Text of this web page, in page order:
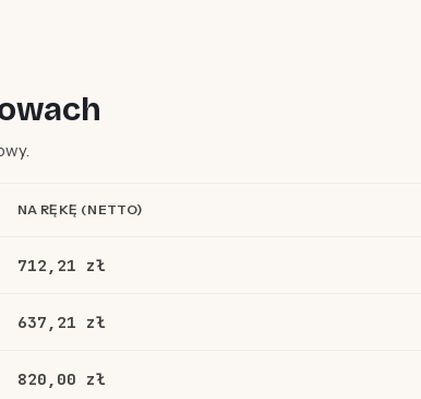
NA RĘKĘ (NETTO)
712,21 zł
637,21 zł
820,00 zł